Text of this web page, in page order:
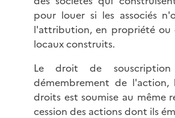
pour louer si les associés
l'attribution, en propriété ou
locaux construits.
Le droit de
démembrement de l'action,
droits est soumise au même
cession des actions dont ils